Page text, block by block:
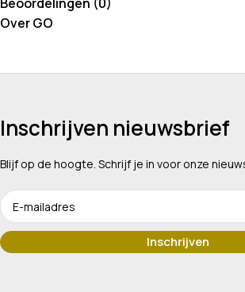
Over GO
Inschrijven nieuwsbrief
Blijf op de hoogte. Schrijf je in voor onze